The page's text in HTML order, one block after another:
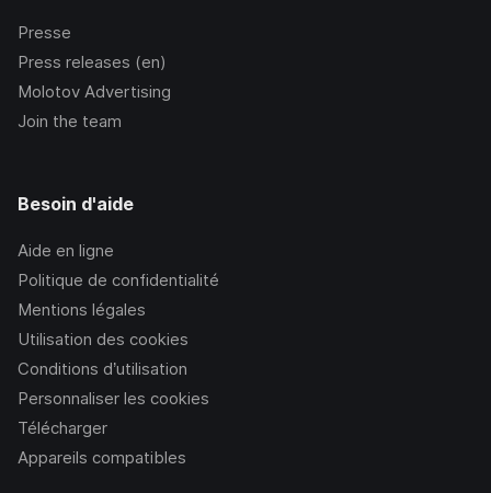
Presse
Press releases (en)
Molotov Advertising
Join the team
Besoin d'aide
Aide en ligne
Politique de confidentialité
Mentions légales
Utilisation des cookies
Conditions d’utilisation
Personnaliser les cookies
Télécharger
Appareils compatibles